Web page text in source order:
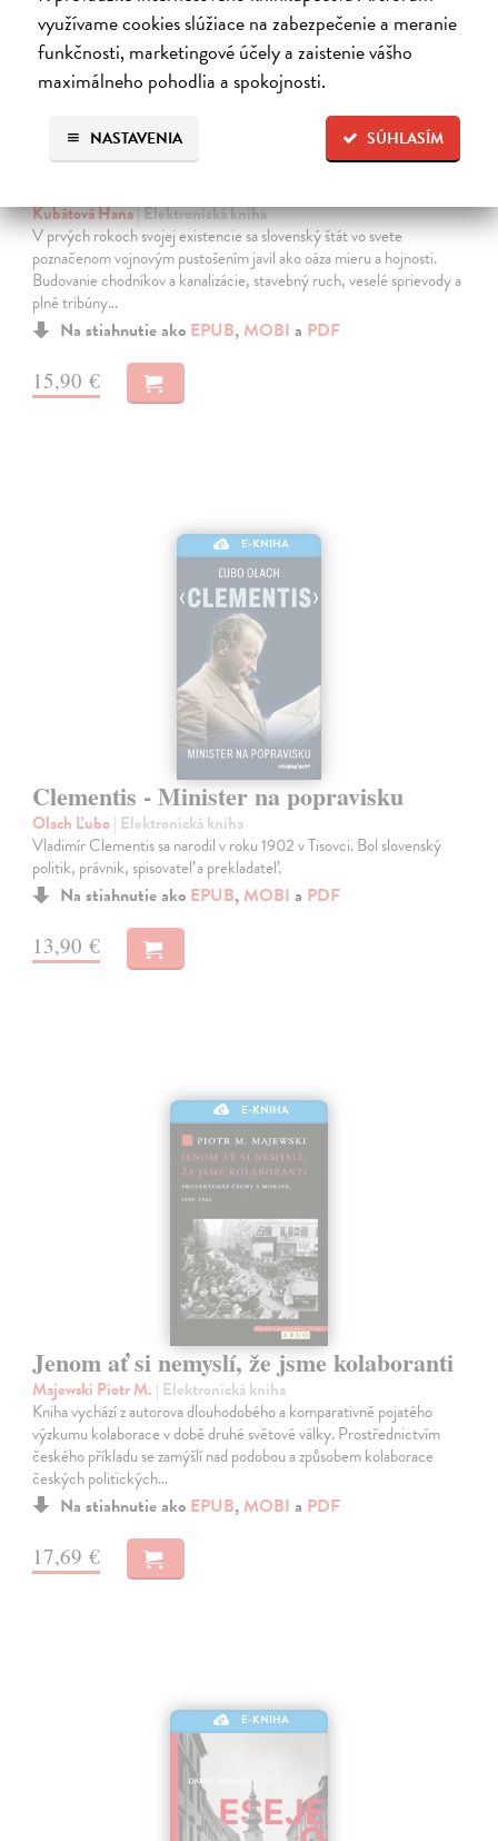
využívame cookies slúžiace na zabezpečenie a meranie
funkčnosti, marketingové účely a zaistenie vášho
maximálneho pohodlia a spokojnosti.
SÚHLASÍM
NASTAVENIA
Kubátová Hana| Elektronická kniha
V prvých rokoch svojej existencie sa slovenský štát vo svete
poznačenom vojnovým pustošením javil ako oáza mieru a hojnosti.
Budovanie chodníkov a kanalizácie, stavebný ruch, veselé sprievody a
plné tribúny…
Na stiahnutie ako EPUB, MOBI a PDF
15,90 €
E-KNIHA
Clementis - Minister na popravisku
Olach Ľubo| Elektronická kniha
Vladimír Clementis sa narodil v roku 1902 v Tisovci. Bol slovenský
politik, právnik, spisovateľ a prekladateľ.
Na stiahnutie ako EPUB, MOBI a PDF
13,90 €
E-KNIHA
Jenom ať si nemyslí, že jsme kolaboranti
Majewski Piotr M. | Elektronická kniha
Kniha vychází z autorova dlouhodobého a komparativně pojatého
výzkumu kolaborace v době druhé světové války. Prostřednictvím
českého příkladu se zamýšlí nad podobou a způsobem kolaborace
českých politických…
Na stiahnutie ako EPUB, MOBI a PDF
17,69 €
E-KNIHA